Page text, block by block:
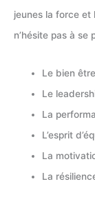
jeunes la force et
n’hésite pas à se
Le bien être
Le
La
L’esprit
La
La